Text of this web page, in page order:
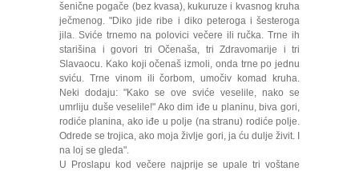
šenične pogače (bez kvasa), kukuruze i kvasnog kruha
ječmenog. "Diko jide ribe i diko peteroga i šesteroga
jila. Sviće trnemo na polovici večere ili ručka. Trne ih
starišina i govori tri Očenaša, tri Zdravomarije i tri
Slavaocu. Kako koji očenaš izmoli, onda trne po jednu
sviću. Trne vinom ili čorbom, umočiv komad kruha.
Neki dodaju: "Kako se ove sviće veselile, nako se
umrliju duše veselile!" Ako dim iđe u planinu, biva gori,
rodiće planina, ako iđe u polje (na stranu) rodiće polje.
Odrede se trojica, ako moja življe gori, ja ću dulje živit. I
na loj se gleda".
U Proslapu kod večere najprije se upale tri voštane